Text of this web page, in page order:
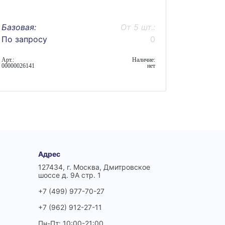
Базовая:
По запросу
От 5 шт.:
0
Арт.:
00000026141
Наличие:
нет
Адрес
127434, г. Москва, Дмитровское
шоссе д. 9А стр. 1
+7 (499) 977-70-27
+7 (962) 912-27-11
Пн-Пт: 10:00-21:00,